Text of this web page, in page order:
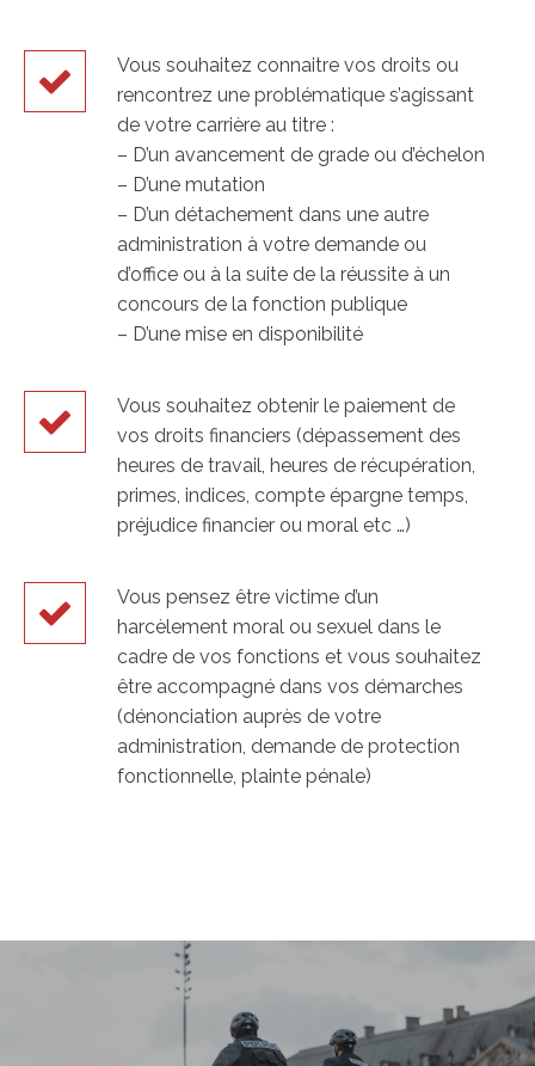
Vous souhaitez connaitre vos droits ou
rencontrez une problématique s’agissant
de votre carrière au titre :
– D’un avancement de grade ou d’échelon
– D’une mutation
– D’un détachement dans une autre
administration à votre demande ou
d’office ou à la suite de la réussite à un
concours de la fonction publique
– D’une mise en disponibilité
Vous souhaitez obtenir le paiement de
vos droits financiers (dépassement des
heures de travail, heures de récupération,
primes, indices, compte épargne temps,
préjudice financier ou moral etc …)
Vous pensez être victime d’un
harcèlement moral ou sexuel dans le
cadre de vos fonctions et vous souhaitez
être accompagné dans vos démarches
(dénonciation auprès de votre
administration, demande de protection
fonctionnelle, plainte pénale)